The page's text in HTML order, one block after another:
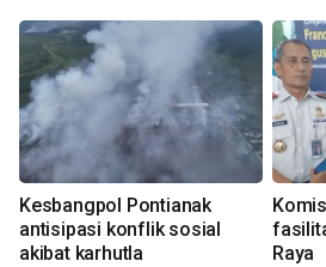
Kesbangpol Pontianak
antisipasi konflik sosial
akibat karhutla
Raya